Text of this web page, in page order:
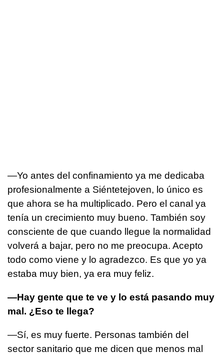
—Yo antes del confinamiento ya me dedicaba
profesionalmente a Siéntetejoven, lo único es
que ahora se ha multiplicado. Pero el canal ya
tenía un crecimiento muy bueno. También soy
consciente de que cuando llegue la normalidad
volverá a bajar, pero no me preocupa. Acepto
todo como viene y lo agradezco. Es que yo ya
estaba muy bien, ya era muy feliz.
—Hay gente que te ve y lo está pasando muy
mal. ¿Eso te llega?
—Sí, es muy fuerte. Personas también del
sector sanitario que me dicen que menos mal